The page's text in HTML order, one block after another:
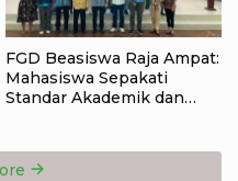
FGD Beasiswa Raja Ampat:
Mahasiswa Sepakati
Standar Akademik dan